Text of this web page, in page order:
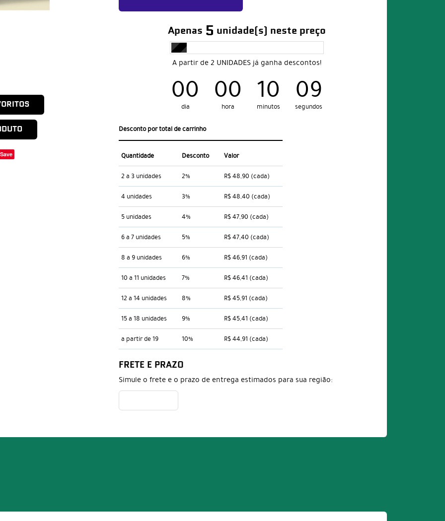
Save
Apenas 5 unidade(s) neste preço
A partir de 2 UNIDADES já ganha descontos!
00
dia 00
hora 10
minutos 08
segundos
Desconto por total de carrinho
Quantidade Desconto Valor
2 a 3 unidades 2% R$ 48,90 (cada)
4 unidades 3% R$ 48,40 (cada)
5 unidades 4% R$ 47,90 (cada)
6 a 7 unidades 5% R$ 47,40 (cada)
8 a 9 unidades 6% R$ 46,91 (cada)
10 a 11 unidades 7% R$ 46,41 (cada)
12 a 14 unidades 8% R$ 45,91 (cada)
15 a 18 unidades 9% R$ 45,41 (cada)
a partir de 19 10% R$ 44,91 (cada)
FRETE E PRAZO
Simule o frete e o prazo de entrega estimados para sua região: